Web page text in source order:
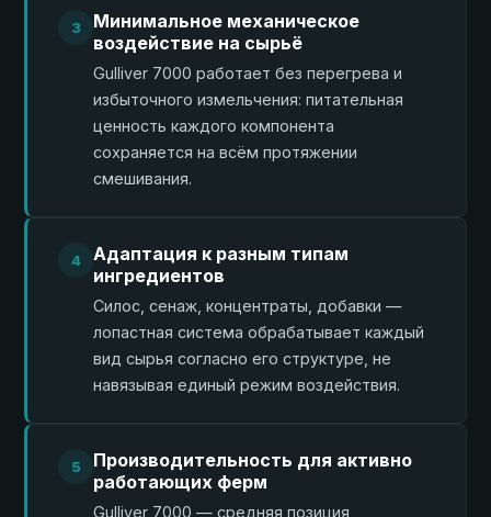
3
Минимальное механическое
воздействие на сырьё
Gulliver 7000 работает без перегрева и
избыточного измельчения: питательная
ценность каждого компонента
сохраняется на всём протяжении
смешивания.
4
Адаптация к разным типам
ингредиентов
Силос, сенаж, концентраты, добавки —
лопастная система обрабатывает каждый
вид сырья согласно его структуре, не
навязывая единый режим воздействия.
5
Производительность для активно
работающих ферм
Gulliver 7000 — средняя позиция